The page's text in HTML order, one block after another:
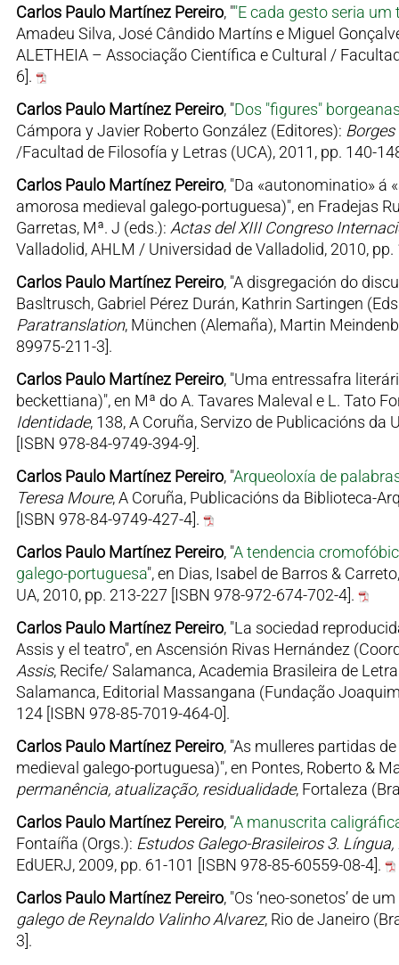
Carlos Paulo Martínez Pereiro, ""E cada gesto seria um
Amadeu Silva, José Cândido Martíns e Miguel
ALETHEIA – Associação Científica e Cultural /
6].
Carlos Paulo Martínez Pereiro, "Dos "figures"
Cámpora y Javier Roberto González (Editores):
/Facultad de Filosofía y Letras (UCA), 2011, pp. 140-
Carlos Paulo Martínez Pereiro, "Da «autonominatio» á
amorosa medieval galego-portuguesa)", en Fradejas
Garretas, Mª. J (eds.): Actas del XIII Congreso
Valladolid, AHLM / Universidad de Valladolid, 2010,
Carlos Paulo Martínez Pereiro, "A disgregación do
Basltrusch, Gabriel Pérez Durán, Kathrin Sartingen
Paratranslation, München (Alemaña), Martin
89975-211-3].
Carlos Paulo Martínez Pereiro, "Uma entressafra
beckettiana)", en Mª do A. Tavares Maleval e L. Tato
Identidade, 138, A Coruña, Servizo de Publicacións da
[ISBN 978-84-9749-394-9].
Carlos Paulo Martínez Pereiro, "Arqueoloxía de
Teresa Moure, A Coruña, Publicacións da Biblioteca-
[ISBN 978-84-9749-427-4].
Carlos Paulo Martínez Pereiro, "A tendencia
galego-portuguesa", en Dias, Isabel de Barros &
UA, 2010, pp. 213-227 [ISBN 978-972-674-702-4].
Carlos Paulo Martínez Pereiro, "La sociedad
Assis y el teatro", en Ascensión Rivas Hernández
Assis, Recife/ Salamanca, Academia Brasileira de
Salamanca, Editorial Massangana (Fundação
124 [ISBN 978-85-7019-464-0].
Carlos Paulo Martínez Pereiro, "As mulleres partidas
medieval galego-portuguesa)", en Pontes, Roberto &
permanência, atualização, residualidade, Fortaleza
Carlos Paulo Martínez Pereiro, "A manuscrita
Fontaíña (Orgs.): Estudos Galego-Brasileiros 3.
EdUERJ, 2009, pp. 61-101 [ISBN 978-85-60559-08-4].
Carlos Paulo Martínez Pereiro, "Os ‘neo-sonetos’ de
galego de Reynaldo Valinho Alvarez, Rio de Janeiro
3].